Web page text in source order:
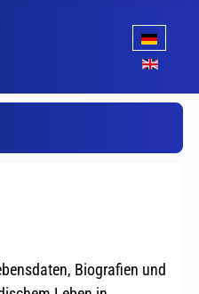
Sprache